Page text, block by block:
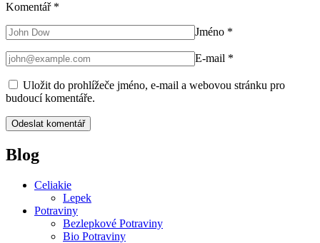
Komentář *
Jméno *
E-mail *
Uložit do prohlížeče jméno, e-mail a webovou stránku pro
budoucí komentáře.
Blog
Celiakie
Lepek
Potraviny
Bezlepkové Potraviny
Bio Potraviny